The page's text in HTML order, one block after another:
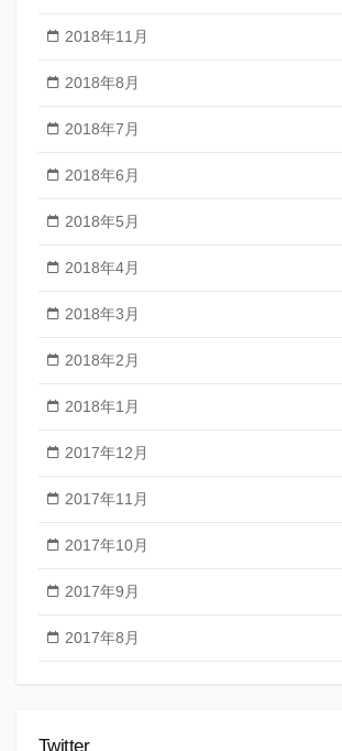
2018年11月
2018年8月
2018年7月
2018年6月
2018年5月
2018年4月
2018年3月
2018年2月
2018年1月
2017年12月
2017年11月
2017年10月
2017年9月
2017年8月
Twitter